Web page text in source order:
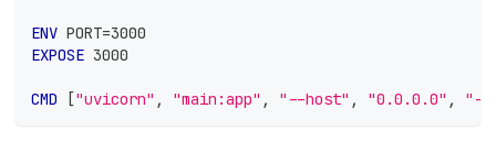
ENV PORT=3000
EXPOSE 3000
CMD ["uvicorn" , "main:app" , "--host" , "0.0.0.0" , "--